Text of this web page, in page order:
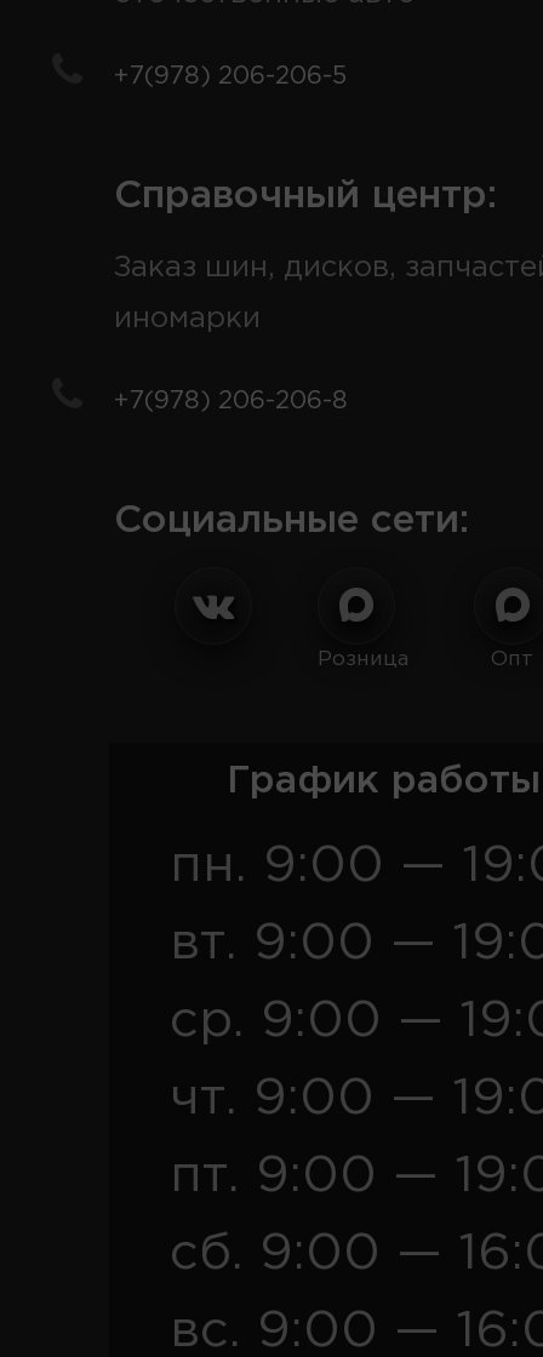
+7(978) 206-206-5
Справочный центр:
Заказ шин, дисков,
иномарки
+7(978) 206-206-8
Социальные сети:
Розница Опт
График
пн. 9:00 —
вт. 9:00 —
ср. 9:00 —
чт. 9:00 —
пт. 9:00 —
сб. 9:00 —
вс. 9:00 —